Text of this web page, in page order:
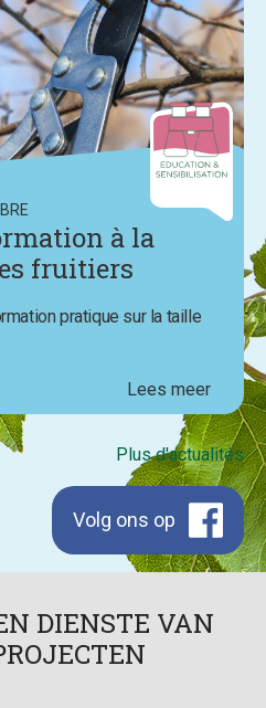
à la
fruitiers
pratique sur la taille
Lees meer
Plus d'actualités
Volg ons op
Facebook
DIENSTE VAN